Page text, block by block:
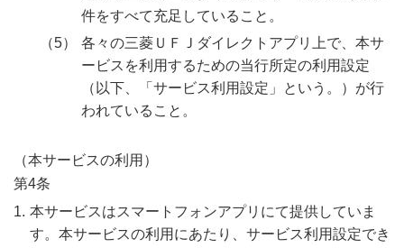
件をすべて充足していること。
各々の三菱ＵＦＪダイレクトアプリ上で、本サ
ービスを利用するための当行所定の利用設定
（以下、「サービス利用設定」という。）が行
われていること。
（本サービスの利用）
第4条
本サービスはスマートフォンアプリにて提供していま
す。本サービスの利用にあたり、サービス利用設定でき